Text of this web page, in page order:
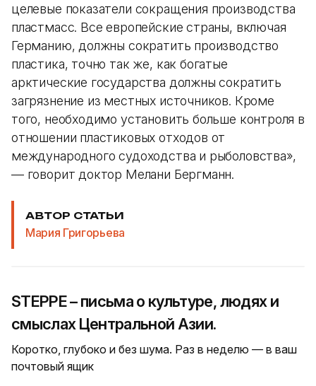
целевые показатели сокращения производства
пластмасс. Все европейские страны, включая
Германию, должны сократить производство
пластика, точно так же, как богатые
арктические государства должны сократить
загрязнение из местных источников. Кроме
того, необходимо установить больше контроля в
отношении пластиковых отходов от
международного судоходства и рыболовства»,
— говорит доктор Мелани Бергманн.
АВТОР СТАТЬИ
Мария Григорьева
STEPPE – письма о культуре, людях и
смыслах Центральной Азии.
Коротко, глубоко и без шума. Раз в неделю — в ваш
почтовый ящик